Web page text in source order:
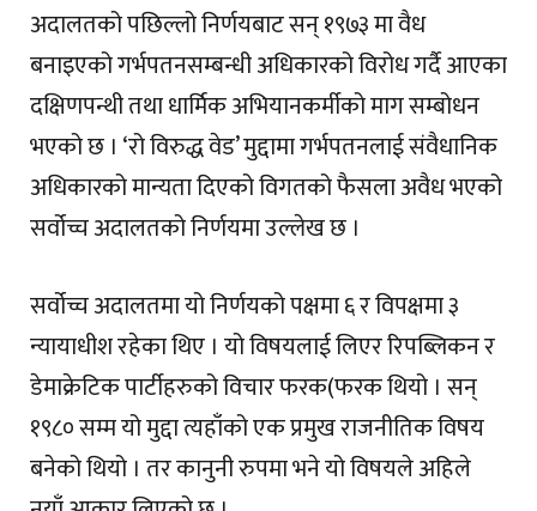
अदालतको पछिल्लो निर्णयबाट सन् १९७३ मा वैध
बनाइएको गर्भपतनसम्बन्धी अधिकारको विरोध गर्दै आएका
दक्षिणपन्थी तथा धार्मिक अभियानकर्मीको माग सम्बोधन
भएको छ । ‘रो विरुद्ध वेड’ मुद्दामा गर्भपतनलाई संवैधानिक
अधिकारको मान्यता दिएको विगतको फैसला अवैध भएको
सर्वोच्च अदालतको निर्णयमा उल्लेख छ ।
सर्वोच्च अदालतमा यो निर्णयको पक्षमा ६ र विपक्षमा ३
न्यायाधीश रहेका थिए । यो विषयलाई लिएर रिपब्लिकन र
डेमाक्रेटिक पार्टीहरुको विचार फरक(फरक थियो । सन्
१९८० सम्म यो मुद्दा त्यहाँको एक प्रमुख राजनीतिक विषय
बनेको थियो । तर कानुनी रुपमा भने यो विषयले अहिले